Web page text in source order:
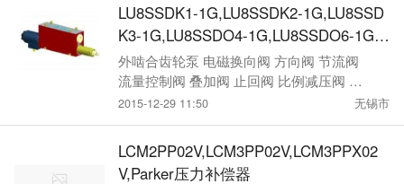
LU8SSDK1-1G,LU8SSDK2-1G,LU8SSD
K3-1G,LU8SSDO4-1G,LU8SSDO6-1G,L
U8SSDO7-1G,Bucher减压补偿器
外啮合齿轮泵 电磁换向阀 方向阀 节流阀
流量控制阀 叠加阀 止回阀 比例减压阀 压
力控制阀
2015-12-29 11:50 无锡市
LCM2PP02V,LCM3PP02V,LCM3PPX02
V,Parker压力补偿器